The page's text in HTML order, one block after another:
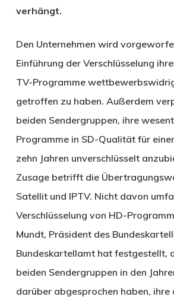
verhängt.
Den Unternehmen wird
Einführung der Verschlüsselung
TV-Programme
getroffen zu haben. Außerdem
beiden Sendergruppen, ihre
Programme in SD-Qualität für
zehn Jahren unverschlüsselt
Zusage betrifft die
Satellit und IPTV. Nicht davon
Verschlüsselung von HD-
Mundt, Präsident des
Bundeskartellamt hat festgestellt,
beiden Sendergruppen in den
darüber abgesprochen haben, ihre